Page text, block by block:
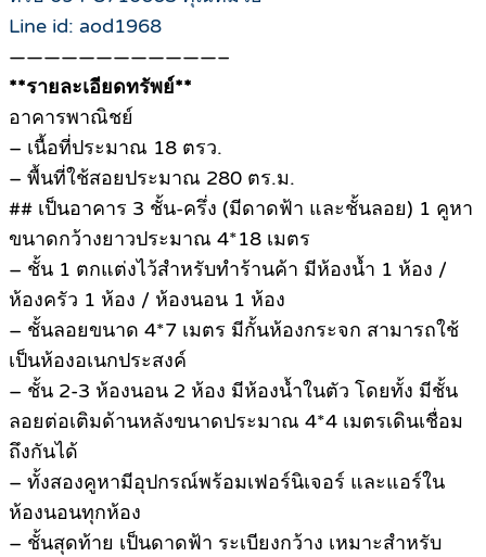
Line id: aod1968
————————————–
**รายละเอียดทรัพย์**
อาคารพาณิชย์
– เนื้อที่ประมาณ 18 ตรว.
– พื้นที่ใช้สอยประมาณ 280 ตร.ม.
## เป็นอาคาร 3 ชั้น-ครึ่ง (มีดาดฟ้า และชั้นลอย) 1 คูหา
ขนาดกว้างยาวประมาณ 4*18 เมตร
– ชั้น 1 ตกแต่งไว้สำหรับทำร้านค้า มีห้องน้ำ 1 ห้อง /
ห้องครัว 1 ห้อง / ห้องนอน 1 ห้อง
– ชั้นลอยขนาด 4*7 เมตร มีกั้นห้องกระจก สามารถใช้
เป็นห้องอเนกประสงค์
– ชั้น 2-3 ห้องนอน 2 ห้อง มีห้องน้ำในตัว โดยทั้ง มีชั้น
ลอยต่อเติมด้านหลังขนาดประมาณ 4*4 เมตรเดินเชื่อม
ถึงกันได้
– ทั้งสองคูหามีอุปกรณ์พร้อมเฟอร์นิเจอร์ และแอร์ใน
ห้องนอนทุกห้อง
– ชั้นสุดท้าย เป็นดาดฟ้า ระเบียงกว้าง เหมาะสำหรับ